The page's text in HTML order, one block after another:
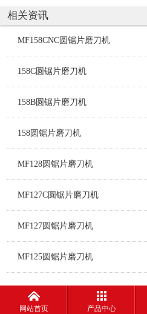
相关资讯
MF158CNC圆锯片磨刀机
158C圆锯片磨刀机
158B圆锯片磨刀机
158圆锯片磨刀机
MF128圆锯片磨刀机
MF127C圆锯片磨刀机
MF127圆锯片磨刀机
MF125圆锯片磨刀机
网站首页 产品中心